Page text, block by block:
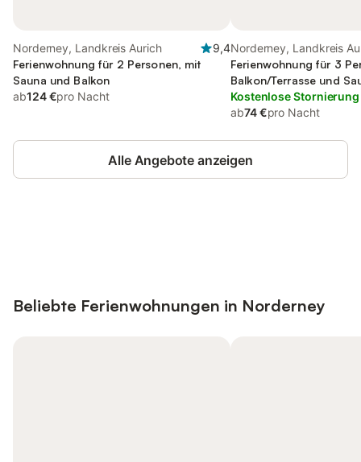
Norderney, Landkreis Aurich
9,4
Ferienwohnung für 2 Personen, mit
Sauna und Balkon
ab124 €pro Nacht
Norderney, Landkreis
Ferienwohnung für 3
Balkon/Terrasse und
Kostenlose Stornierung
ab74 €pro Nacht
Alle Angebote anzeigen
Beliebte Ferienwohnungen in Norderney